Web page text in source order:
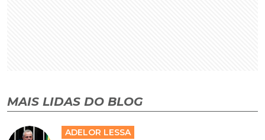
MAIS LIDAS DO BLOG
ADELOR LESSA